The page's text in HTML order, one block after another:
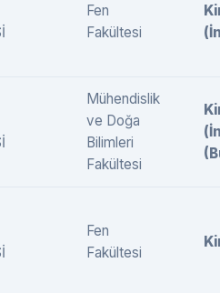
Fen
Fakültesi
Mühendislik
ve Doğa
Bilimleri
Fakültesi
Fen
Fakültesi